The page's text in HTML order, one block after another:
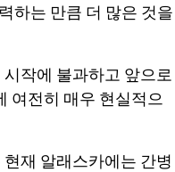
하는 만큼 더 많은 것을
작에 불과하고 앞으로
여전히 매우 현실적으
재 알래스카에는 간병